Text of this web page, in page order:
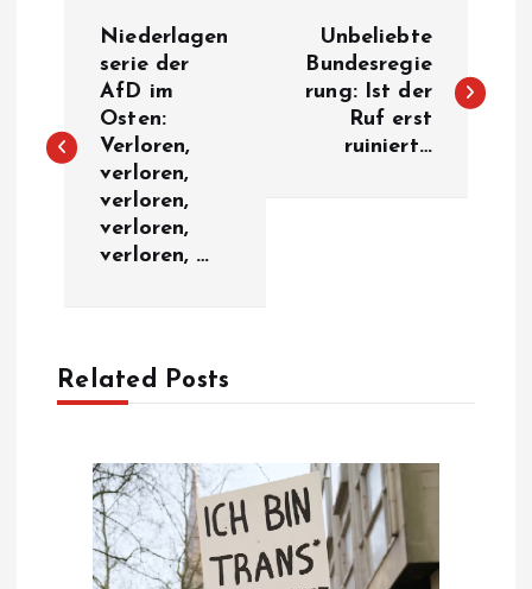
s
v
Niederlagen
serie der
AfD im
Osten:
Verloren,
verloren,
verloren,
verloren,
verloren, …
Unbeliebte
Bundesregie
rung: Ist der
Ruf erst
ruiniert…
Related Posts